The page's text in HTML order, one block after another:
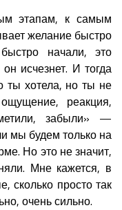
этапам, к самым
желание быстро
начали, это
исчезнет. И тогда
ты хотела, но ты не
реакция,
забыли» —
мы будем только на
Но это не значит,
Мне кажется, в
сколько просто так
очень сильно.